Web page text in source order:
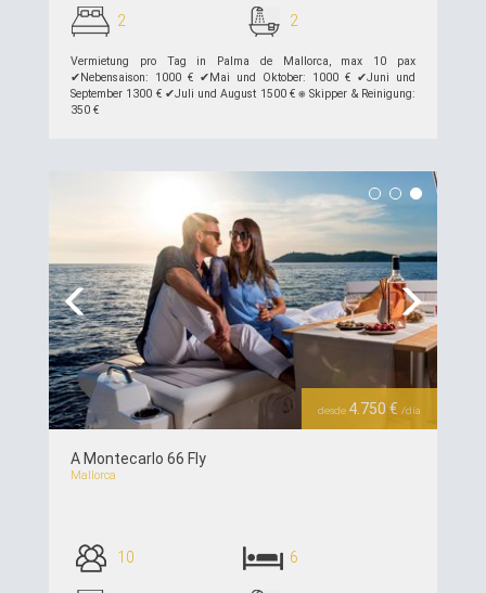
2 2
Vermietung pro Tag in Palma de Mallorca, max 10 pax
✔︎Nebensaison: 1000 € ✔︎Mai und Oktober: 1000 € ✔︎Juni und
September 1300 € ✔︎Juli und August 1500 € ⎈ Skipper & Reinigung:
350 €
Previous Next
desde 4.750 € /día
A Montecarlo 66 Fly
Mallorca
10 6